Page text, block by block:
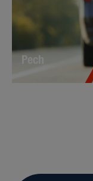
Pech